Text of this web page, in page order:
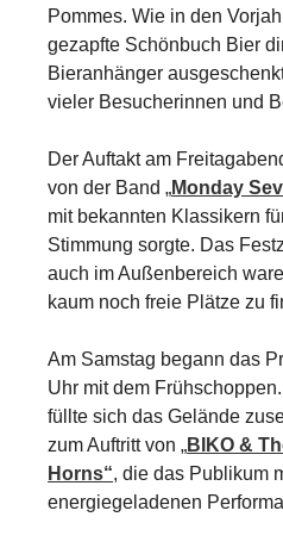
Pommes. Wie in den
gezapfte Schönbuch Bier
Bieranhänger
vieler Besucherinnen und
Der Auftakt am
von der Band „Monday
mit bekannten Klassikern
Stimmung sorgte. Das
auch im Außenbereich
kaum noch freie Plätze zu
Am Samstag begann das
Uhr mit dem
füllte sich das Gelände
zum Auftritt von „BIKO &
Horns“, die das Publikum
energiegeladenen